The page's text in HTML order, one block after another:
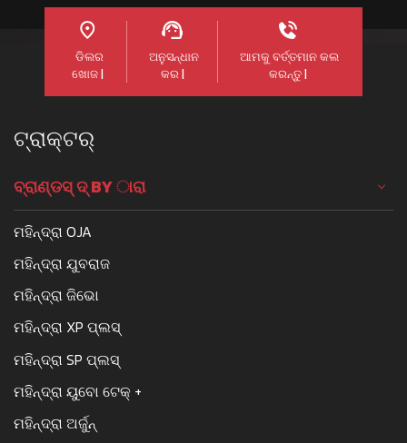
ଡିଲର
ଖୋଜ |
ଅନୁସନ୍ଧାନ
କର |
ଆମକୁ ବର୍ତ୍ତମାନ କଲ
କରନ୍ତୁ |
ଟ୍ରାକ୍ଟର୍
ବ୍ରାଣ୍ଡସ୍ ଦ୍ BY ାରା
ମହିନ୍ଦ୍ରା OJA
ମହିନ୍ଦ୍ରା ଯୁବରାଜ
ମହିନ୍ଦ୍ରା ଜିଭୋ
ମହିନ୍ଦ୍ରା XP ପ୍ଲସ୍
ମହିନ୍ଦ୍ରା SP ପ୍ଲସ୍
ମହିନ୍ଦ୍ରା ୟୁବୋ ଟେକ୍ +
ମହିନ୍ଦ୍ରା ଅର୍ଜୁନ୍